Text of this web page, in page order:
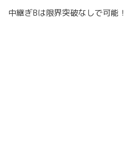
中継ぎBは限界突破なしで可能！